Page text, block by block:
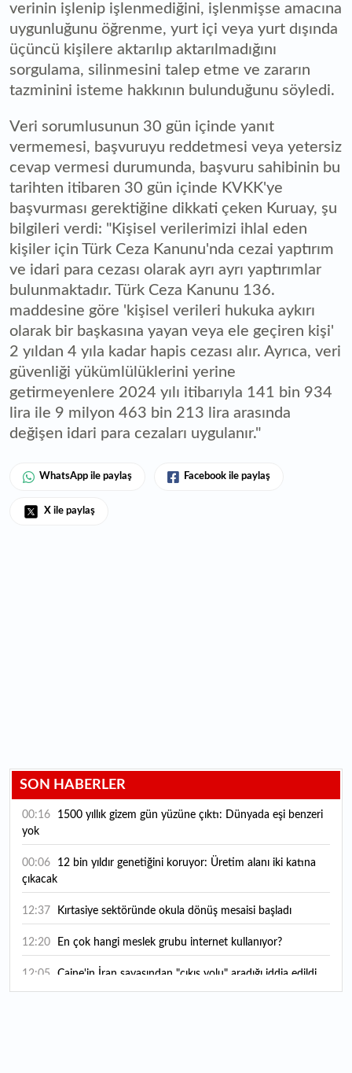
verinin işlenip işlenmediğini, işlenmişse amacına
uygunluğunu öğrenme, yurt içi veya yurt dışında
üçüncü kişilere aktarılıp aktarılmadığını
sorgulama, silinmesini talep etme ve zararın
tazminini isteme hakkının bulunduğunu söyledi.
Veri sorumlusunun 30 gün içinde yanıt
vermemesi, başvuruyu reddetmesi veya yetersiz
cevap vermesi durumunda, başvuru sahibinin bu
tarihten itibaren 30 gün içinde KVKK'ye
başvurması gerektiğine dikkati çeken Kuruay, şu
bilgileri verdi: "Kişisel verilerimizi ihlal eden
kişiler için Türk Ceza Kanunu'nda cezai yaptırım
ve idari para cezası olarak ayrı ayrı yaptırımlar
bulunmaktadır. Türk Ceza Kanunu 136.
maddesine göre 'kişisel verileri hukuka aykırı
olarak bir başkasına yayan veya ele geçiren kişi'
2 yıldan 4 yıla kadar hapis cezası alır. Ayrıca, veri
güvenliği yükümlülüklerini yerine
getirmeyenlere 2024 yılı itibarıyla 141 bin 934
lira ile 9 milyon 463 bin 213 lira arasında
değişen idari para cezaları uygulanır."
WhatsApp ile paylaş Facebook ile paylaş
X ile paylaş
SON HABERLER
00:16
yok
00:06
çıkacak
12:37 Kırtasiye sektöründe okula dönüş mesaisi başladı
12:20 En çok hangi meslek grubu internet kullanıyor?
12:05 Caine'in İran savaşından "çıkış yolu" aradığı iddia edildi